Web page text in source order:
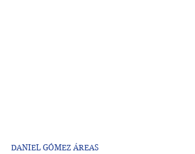
DANIEL GÓMEZ ÁREAS